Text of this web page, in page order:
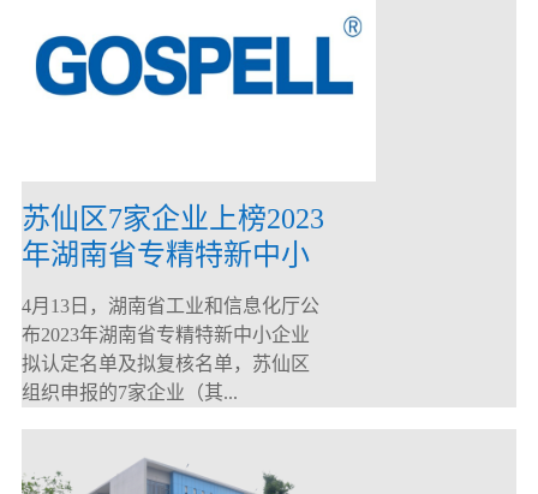
苏仙区7家企业上榜2023
年湖南省专精特新中小
企业
4月13日，湖南省工业和信息化厅公
布2023年湖南省专精特新中小企业
拟认定名单及拟复核名单，苏仙区
组织申报的7家企业（其...